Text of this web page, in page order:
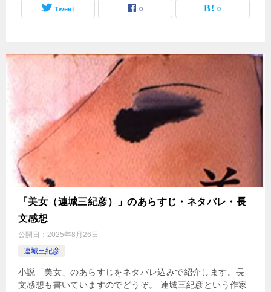
Tweet 0 0
「美女（連城三紀彦）」のあらすじ・ネタバレ・長
文感想
公開日： 2025年8月26日
連城三紀彦
小説「美女」のあらすじをネタバレ込みで紹介します。長
文感想も書いていますのでどうぞ。 連城三紀彦という作家